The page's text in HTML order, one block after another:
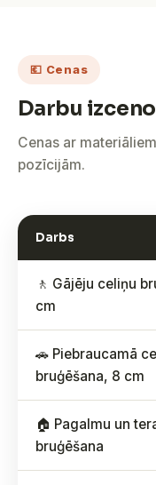
💶 Cenas
Darbu
Cenas ar
pozīcijām.
Darbs
🚶 Gājēju celiņu
cm
🚗 Piebraucamā
bruģēšana, 8 cm
🏠 Pagalmu un
bruģēšana